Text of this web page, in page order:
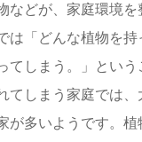
などが、家庭環境
は「どんな植物を
てしまう。」とい
てしまう家庭では
が多いようです。